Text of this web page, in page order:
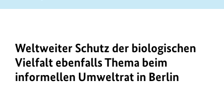
Bei
ihrem
informellen
Treffen
Weltweiter Schutz der biologischen
Vielfalt ebenfalls Thema beim
informellen Umweltrat in Berlin